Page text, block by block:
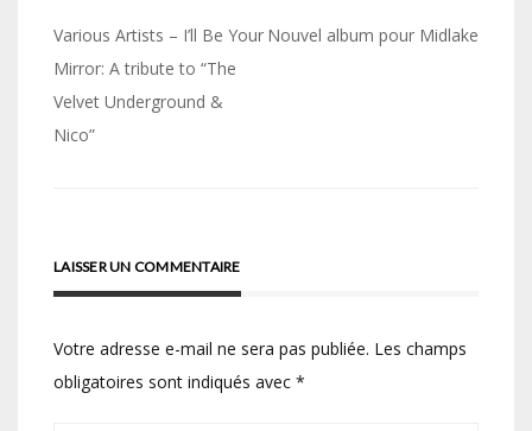
Navigation
de
l’article
Various Artists – I’ll Be Your
Mirror: A tribute to “The
Velvet Underground &
Nico”
Nouvel album pour Midlake
LAISSER UN COMMENTAIRE
Votre adresse e-mail ne sera pas publiée. Les champs
obligatoires sont indiqués avec *